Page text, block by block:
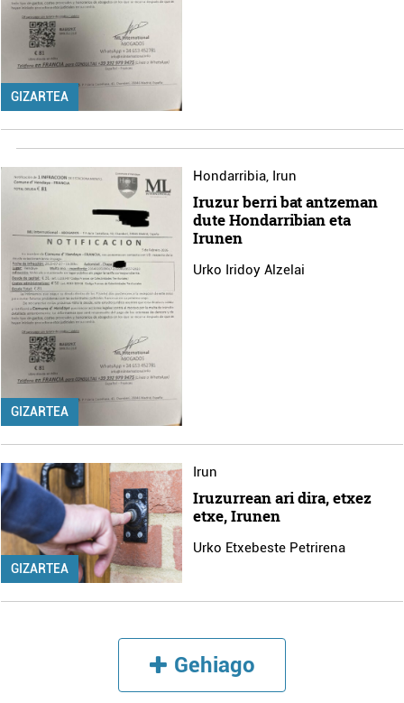
GIZARTEA
GIZARTEA
Hondarribia, Irun
Iruzur berri bat antzeman
dute Hondarribian eta
Irunen
Urko Iridoy Alzelai
GIZARTEA
Irun
Iruzurrean ari dira, etxez
etxe, Irunen
Urko Etxebeste Petrirena
Gehiago